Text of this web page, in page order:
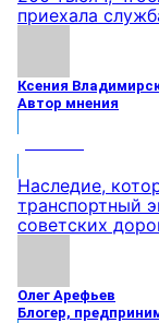
приехала
Ксения
Автор мнения
Наследие,
транспортный
советских
Олег Арефьев
Блогер,